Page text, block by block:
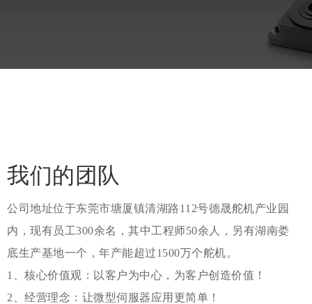
我们的团队
公司地址位于东莞市塘厦镇清湖路112号德晟舵机产业园
内，现有员工300余名，其中工程师50余人，另有湖南娄
底生产基地一个，年产能超过1500万个舵机。
1、核心价值观：以客户为中心，为客户创造价值！
2、经营理念：让微型伺服器应用更简单！